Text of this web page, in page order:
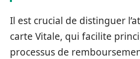
Il est crucial de distinguer
carte Vitale, qui facilite
processus de